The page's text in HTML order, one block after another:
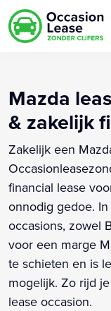
Mazda
& zakelijk
Zakelijk een
financial lease
onnodig gedoe.
occasions, zowel
voor een marge
te schieten en is
mogelijk. Zo rijd
lease occasion.